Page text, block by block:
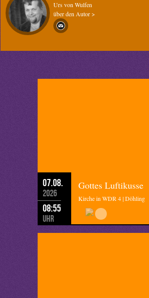
Urs von Wulfen
über den Autor >
07.08.
2026
08:55
Uhr
Gottes Luftikusse
Kirche in WDR 4 | Döhling